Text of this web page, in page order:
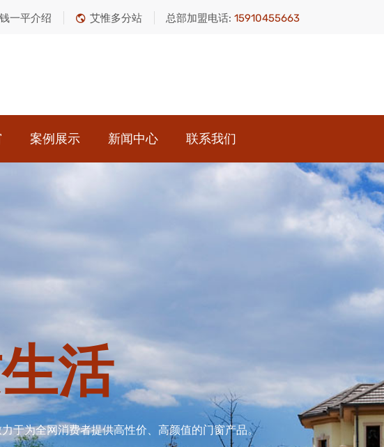
一平介绍 艾惟多分站 总部加盟电话: 15910455663
案例展示 新闻中心 联系我们
活
于为全网消费者提供高性价、高颜值的门窗产品。